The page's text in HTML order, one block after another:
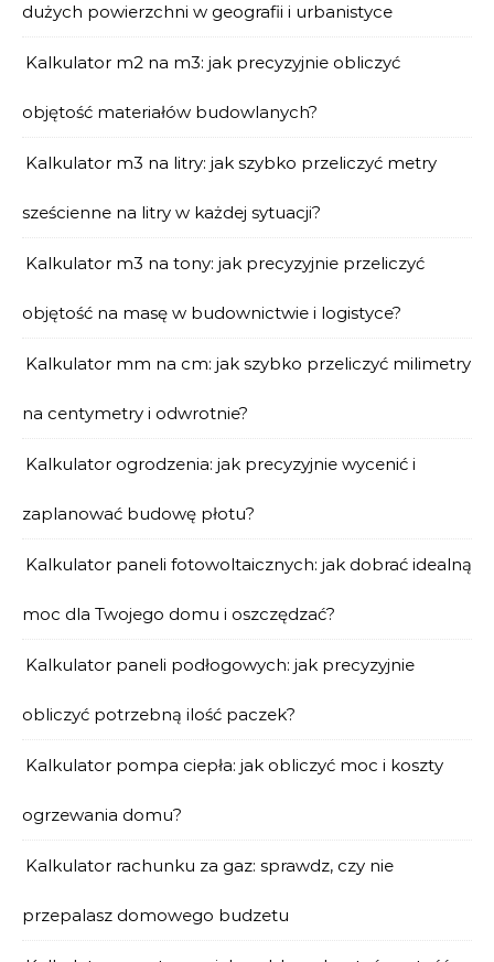
dużych powierzchni w geografii i urbanistyce
Kalkulator m2 na m3: jak precyzyjnie obliczyć
objętość materiałów budowlanych?
Kalkulator m3 na litry: jak szybko przeliczyć metry
sześcienne na litry w każdej sytuacji?
Kalkulator m3 na tony: jak precyzyjnie przeliczyć
objętość na masę w budownictwie i logistyce?
Kalkulator mm na cm: jak szybko przeliczyć milimetry
na centymetry i odwrotnie?
Kalkulator ogrodzenia: jak precyzyjnie wycenić i
zaplanować budowę płotu?
Kalkulator paneli fotowoltaicznych: jak dobrać idealną
moc dla Twojego domu i oszczędzać?
Kalkulator paneli podłogowych: jak precyzyjnie
obliczyć potrzebną ilość paczek?
Kalkulator pompa ciepła: jak obliczyć moc i koszty
ogrzewania domu?
Kalkulator rachunku za gaz: sprawdz, czy nie
przepalasz domowego budzetu